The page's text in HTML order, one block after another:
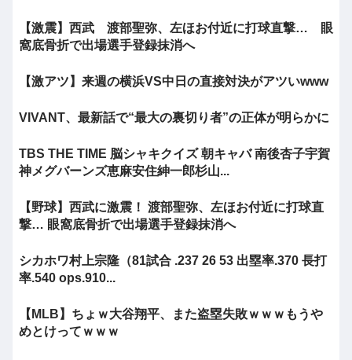
【激震】西武 渡部聖弥、左ほお付近に打球直撃… 眼
窩底骨折で出場選手登録抹消へ
【激アツ】来週の横浜VS中日の直接対決がアツいwww
VIVANT、最新話で“最大の裏切り者”の正体が明らかに
TBS THE TIME 脳シャキクイズ 朝キャバ 南後杏子宇賀
神メグバーンズ恵麻安住紳一郎杉山...
【野球】西武に激震！ 渡部聖弥、左ほお付近に打球直
撃… 眼窩底骨折で出場選手登録抹消へ
シカホワ村上宗隆（81試合 .237 26 53 出塁率.370 長打
率.540 ops.910...
【MLB】ちょｗ大谷翔平、また盗塁失敗ｗｗｗもうや
めとけってｗｗｗ